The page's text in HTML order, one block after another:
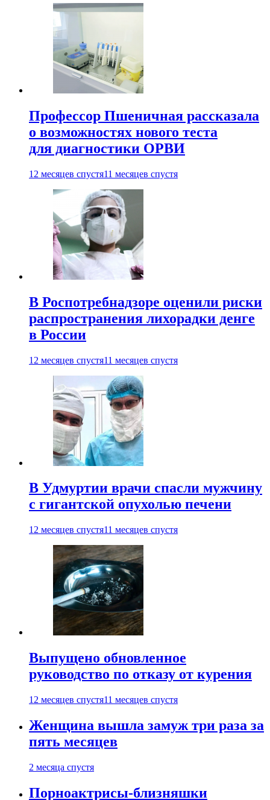
Профессор Пшеничная рассказала
о возможностях нового теста
для диагностики ОРВИ
12 месяцев спустя11 месяцев спустя
В Роспотребнадзоре оценили риски
распространения лихорадки денге
в России
12 месяцев спустя11 месяцев спустя
В Удмуртии врачи спасли мужчину
с гигантской опухолью печени
12 месяцев спустя11 месяцев спустя
Выпущено обновленное
руководство по отказу от курения
12 месяцев спустя11 месяцев спустя
Женщина вышла замуж три раза за
пять месяцев
2 месяца спустя
Порноактрисы-близняшки